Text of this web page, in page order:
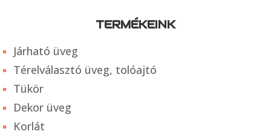
TERMÉKEINK
Járható üveg
Térelválasztó üveg, tolóajtó
Tükör
Dekor üveg
Korlát